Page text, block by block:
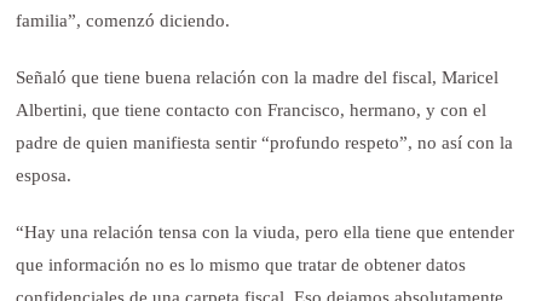
familia”, comenzó diciendo.
Señaló que tiene buena relación con la madre del fiscal, Maricel
Albertini, que tiene contacto con Francisco, hermano, y con el
padre de quien manifiesta sentir “profundo respeto”, no así con la
esposa.
“Hay una relación tensa con la viuda, pero ella tiene que entender
que información no es lo mismo que tratar de obtener datos